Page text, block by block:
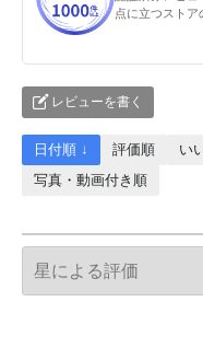
点に立つストア
レビューを書く
日付順 ↓ 評価順 い
写真・動画付き順